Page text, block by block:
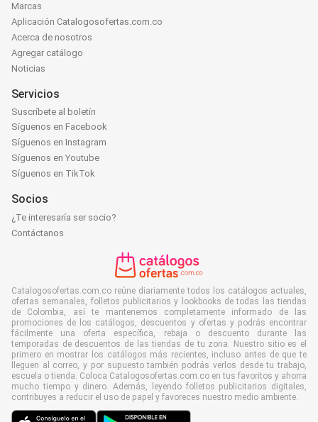
Marcas
Aplicación Catalogosofertas.com.co
Acerca de nosotros
Agregar catálogo
Noticias
Servicios
Suscríbete al boletín
Síguenos en Facebook
Síguenos en Instagram
Síguenos en Youtube
Síguenos en TikTok
Socios
¿Te interesaría ser socio?
Contáctanos
Catalogosofertas.com.co reúne diariamente todos los catálogos actuales,
ofertas semanales, folletos publicitarios y lookbooks de todas las tiendas
de Colombia, así te mantenemos completamente informado de las
promociones de los catálogos, descuentos y ofertas y podrás encontrar
fácilmente una oferta específica, rebaja o descuento durante las
temporadas de descuentos de las tiendas de tu zona. Nuestro sitio es el
primero en mostrar los catálogos más recientes, incluso antes de que te
lleguen al correo, y por supuesto también podrás verlos desde tu trabajo,
escuela o tienda. Coloca Catalogosofertas.com.co en tus favoritos y ahorra
mucho tiempo y dinero. Además, leyendo folletos publicitarios digitales,
contribuyes a reducir el uso de papel y favoreces nuestro medio ambiente.